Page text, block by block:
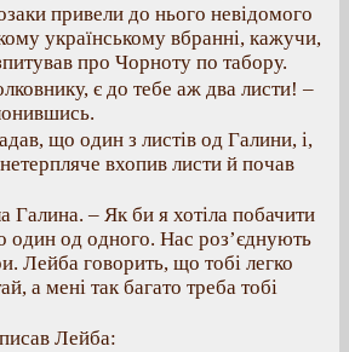
привели до нього невідомого
українському вбранні, кажучи,
про Чорноту по табору.
є до тебе аж два листи! –
що один з листів од Галини, і,
вхопив листи й почав
– Як би я хотіла побачити
один од одного. Нас роз’єднують
Лейба говорить, що тобі легко
а мені так багато треба тобі
Лейба: